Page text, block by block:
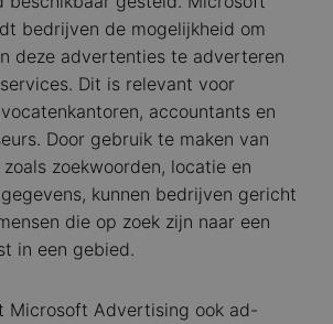
bedrijven de mogelijkheid om
deze advertenties te adverteren
Dit is relevant voor
accountants en
Door gebruik te maken van
zoekwoorden, locatie en
kunnen bedrijven gericht
die op zoek zijn naar een
in een gebied.
Microsoft Advertising ook ad-